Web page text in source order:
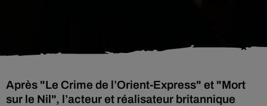
Après "Le Crime de l’Orient-Express" et "Mort
sur le Nil", l’acteur et réalisateur britannique